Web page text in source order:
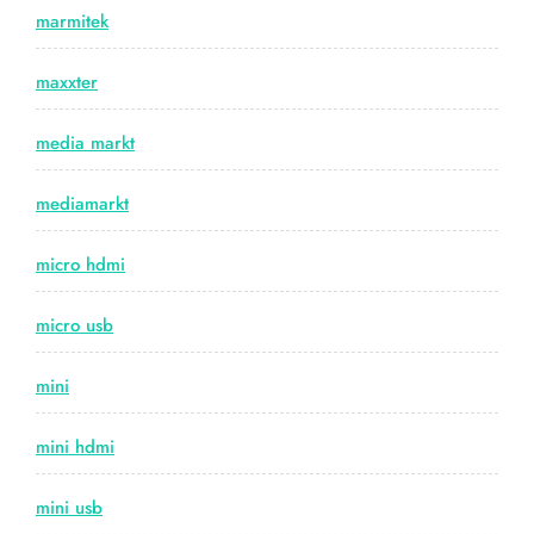
marmitek
maxxter
media markt
mediamarkt
micro hdmi
micro usb
mini
mini hdmi
mini usb